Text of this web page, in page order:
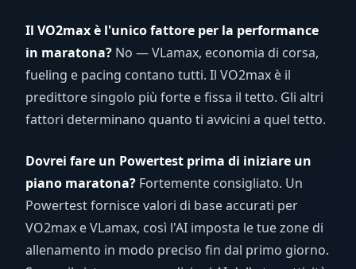
Il VO2max è l'unico fattore per la performance
in maratona? No — VLamax, economia di corsa,
fueling e pacing contano tutti. Il VO2max è il
predittore singolo più forte e fissa il tetto. Gli altri
fattori determinano quanto ti avvicini a quel tetto.
Dovrei fare un Powertest prima di iniziare un
piano maratona? Fortemente consigliato. Un
Powertest fornisce valori di base accurati per
VO2max e VLamax, così l'AI imposta le tue zone di
allenamento in modo preciso fin dal primo giorno.